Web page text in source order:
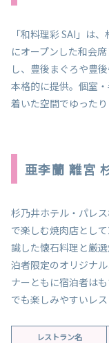
「和料理彩 SAI」は
にオープンした和会
し、豊後まぐろや豊
本格的に提供。個室
着いた空間でゆったり
亜李蘭 離宮
杉乃井ホテル・パレ
で楽しむ焼肉店とし
識した懐石料理と厳
泊者限定のオリジナ
ナーともに宿泊者は
でも楽しみやすいレス
レストラン名